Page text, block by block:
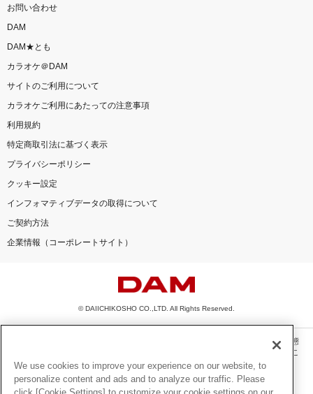
お問い合わせ
DAM
DAM★とも
カラオケ＠DAM
サイトのご利用について
カラオケご利用にあたっての注意事項
利用規約
特定商取引法に基づく表示
プライバシーポリシー
クッキー設定
インフォマティブデータの取得について
ご契約方法
企業情報（コーポレートサイト）
© DAIICHIKOSHO CO.,LTD. All Rights Reserved.
このサイトに掲載されている一切の文章・画像・写真・動画・音声等を、手段や形態
を問わず、著作権法の定める範囲を超えて無断で複製、転載、ファイル化などするこ
とを禁じます。
楽曲及びコンテンツは、機種によりご利用いただけない場合があります。
We use cookies to improve your experience on our website, to
personalize content and ads and to analyze our traffic. Please